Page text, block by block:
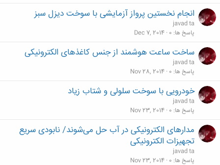
انجام نخستین پرواز آزمایشی با سوخت دیزل سبز
javad ta
پاسخ ها 0
Dec 7, 2014
ساخت ساعت هوشمند از جنس کاغذهای الکترونیکی
javad ta
پاسخ ها 0
Nov 28, 2014
خودرویی با سوخت سلولی و شتاب زیاد
javad ta
پاسخ ها 0
Nov 23, 2014
مدارهای الکترونیکی در آب حل می‌شوند/ نابودی سریع
تجهیزات الکترونیکی
javad ta
پاسخ ها 0
Nov 23, 2014